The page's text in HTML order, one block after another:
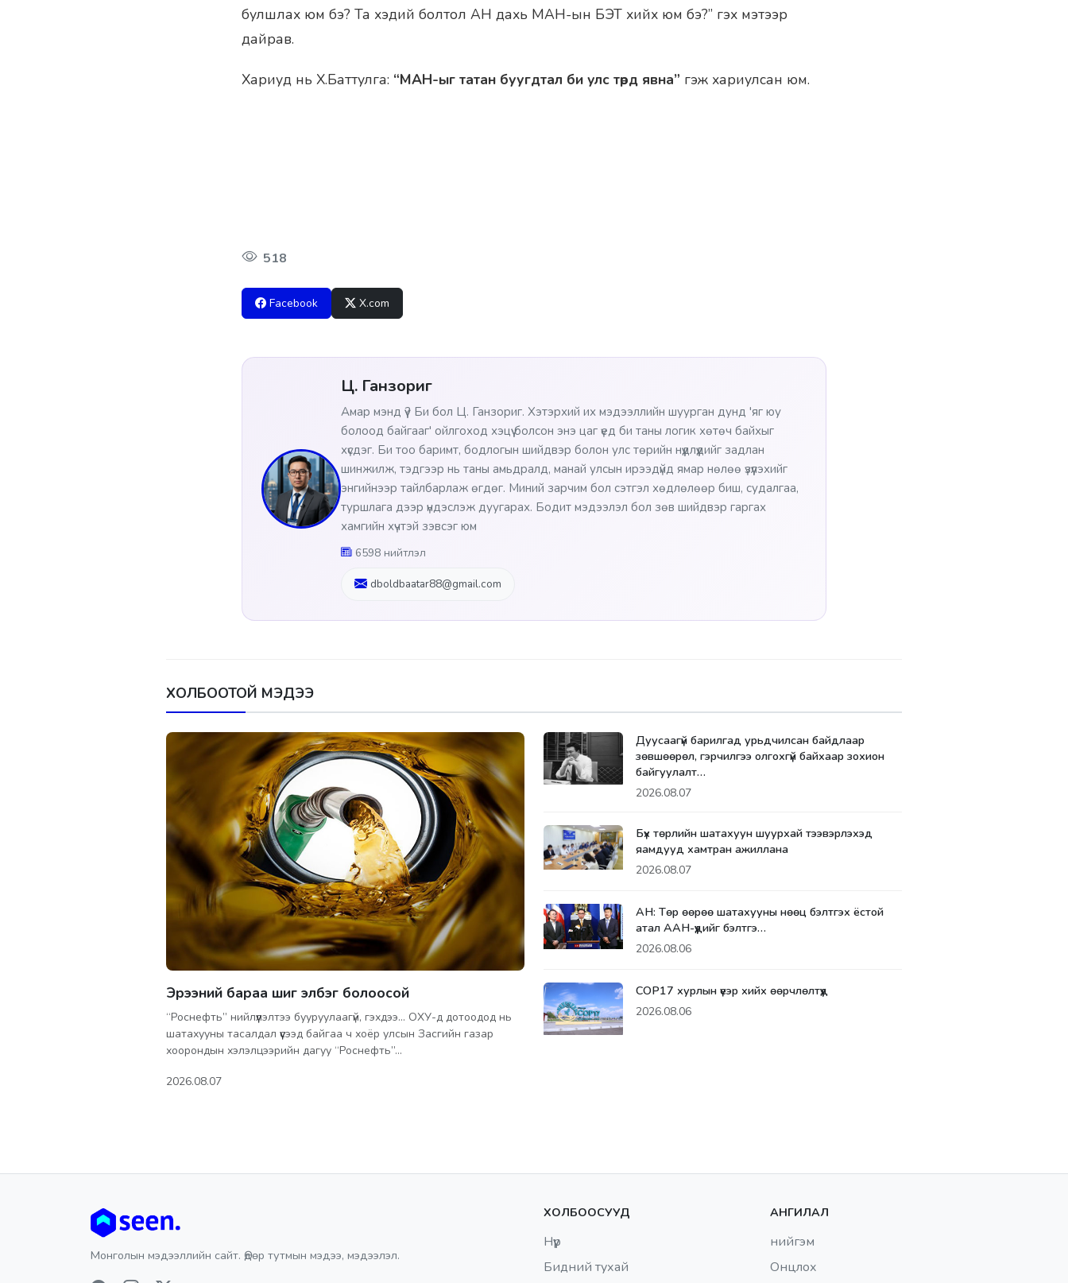
булшлах юм бэ? Та хэдий болтол АН дахь МАН-ын БЭТ хийх юм бэ?” гэх мэтээр
дайрав.
Хариуд нь Х.Баттулга: “МАН-ыг татан буугдтал би улс төрд явна” гэж хариулсан юм.
518
Facebook X.com
Ц. Ганзориг
Амар мэнд үү? Би бол Ц. Ганзориг. Хэтэрхий их мэдээллийн шуурган дунд 'яг юу
болоод байгааг' ойлгоход хэцүү болсон энэ цаг үед би таны логик хөтөч байхыг
хүсдэг. Би тоо баримт, бодлогын шийдвэр болон улс төрийн нүүдлүүдийг задлан
шинжилж, тэдгээр нь таны амьдралд, манай улсын ирээдүйд ямар нөлөө үзүүлэхийг
энгийнээр тайлбарлаж өгдөг. Миний зарчим бол сэтгэл хөдлөлөөр биш, судалгаа,
туршлага дээр үндэслэж дуугарах. Бодит мэдээлэл бол зөв шийдвэр гаргах
хамгийн хүчтэй зэвсэг юм
6598 нийтлэл
dboldbaatar88@gmail.com
ХОЛБООТОЙ МЭДЭЭ
Эрээний бараа шиг элбэг болоосой
“Роснефть” нийлүүлэлтээ бууруулаагүй, гэхдээ... ОХУ-д дотоодод нь
шатахууны тасалдал үүсээд байгаа ч хоёр улсын Засгийн газар
хоорондын хэлэлцээрийн дагуу “Роснефть”…
2026.08.07
Дуусаагүй барилгад урьдчилсан байдлаар
зөвшөөрөл, гэрчилгээ олгохгүй байхаар зохион
байгуулалт…
2026.08.07
Бүх төрлийн шатахуун шуурхай тээвэрлэхэд
яамдууд хамтран ажиллана
2026.08.07
АН: Төр өөрөө шатахууны нөөц бэлтгэх ёстой
атал ААН-үүдийг бэлтгэ…
2026.08.06
СОР17 хурлын үеэр хийх өөрчлөлтүүд
2026.08.06
Монголын мэдээллийн сайт. Өдөр тутмын мэдээ, мэдээлэл.
ХОЛБООСУУД
Нүүр
Бидний тухай
АНГИЛАЛ
нийгэм
Онцлох